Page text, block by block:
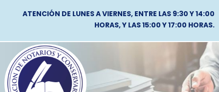
ATENCIÓN DE LUNES A VIERNES, ENTRE LAS 9:30 Y 14:00
HORAS, Y LAS 15:00 Y 17:00 HORAS.